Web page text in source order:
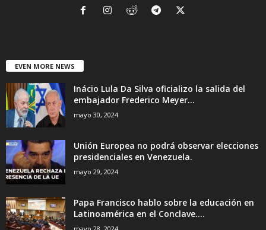
EVEN MORE NEWS
Inácio Lula Da Silva oficializo la salida del
embajador Frederico Meyer...
mayo 30, 2024
Unión Europea no podrá observar elecciones
presidenciales en Venezuela.
mayo 29, 2024
Papa Francisco hablo sobre la educación en
Latinoamérica en el Conclave....